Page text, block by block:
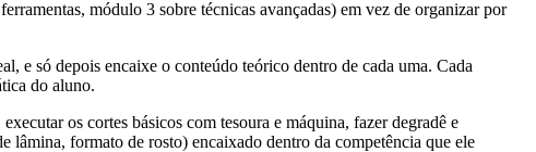
módulo 3 sobre técnicas avançadas) em vez de organizar por
e só depois encaixe o conteúdo teórico dentro de cada uma. Cada
do aluno.
os cortes básicos com tesoura e máquina, fazer degradê e
lâmina, formato de rosto) encaixado dentro da competência que ele